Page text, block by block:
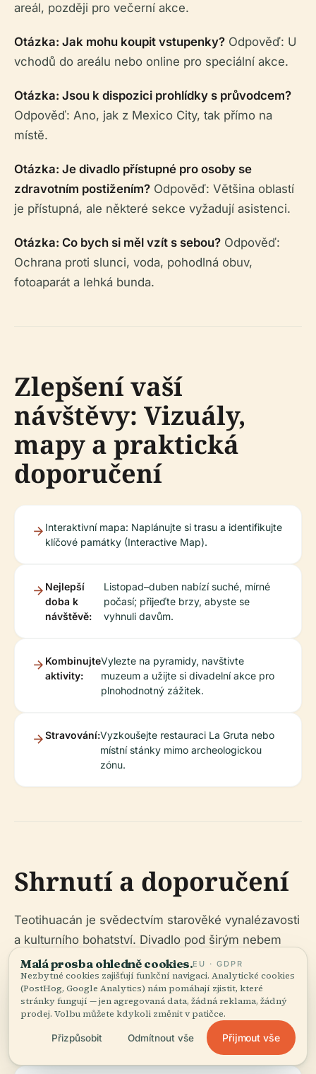
areál, později pro večerní akce.
Otázka: Jak mohu koupit vstupenky? Odpověď: U
vchodů do areálu nebo online pro speciální akce.
Otázka: Jsou k dispozici prohlídky s průvodcem?
Odpověď: Ano, jak z Mexico City, tak přímo na
místě.
Otázka: Je divadlo přístupné pro osoby se
zdravotním postižením? Odpověď: Většina oblastí
je přístupná, ale některé sekce vyžadují asistenci.
Otázka: Co bych si měl vzít s sebou? Odpověď:
Ochrana proti slunci, voda, pohodlná obuv,
fotoaparát a lehká bunda.
Zlepšení vaší
návštěvy: Vizuály,
mapy a praktická
doporučení
Interaktivní mapa: Naplánujte si trasu a identifikujte
klíčové památky (Interactive Map).
Nejlepší
doba k
návštěvě:
Listopad–duben nabízí suché, mírné
počasí; přijeďte brzy, abyste se
vyhnuli davům.
Kombinujte
aktivity:
Vylezte na pyramidy, navštivte
muzeum a užijte si divadelní akce pro
plnohodnotný zážitek.
Stravování:Vyzkoušejte restauraci La Gruta nebo
místní stánky mimo archeologickou
zónu.
Shrnutí a doporučení
Teotihuacán je svědectvím starověké vynalézavosti
a kulturního bohatství. Divadlo pod širým nebem
oživuje toto dědictví, spojuje historii se současným
divadelním uměním. Návštěvníci těží z dostupné
dopravy, rozumných cen vstupenek a řady
průvodcovských a digitálních zdrojů pro hlubší
pochopení. Pro nejlepší zážitek:
Malá prosba ohledně cookies.EU · GDPR
Nezbytné cookies zajišťují funkční navigaci. Analytické cookies
(PostHog, Google Analytics) nám pomáhají zjistit, které
stránky fungují — jen agregovaná data, žádná reklama, žádný
prodej. Volbu můžete kdykoli změnit v patičce.
Přizpůsobit Odmítnout vše Přijmout vše